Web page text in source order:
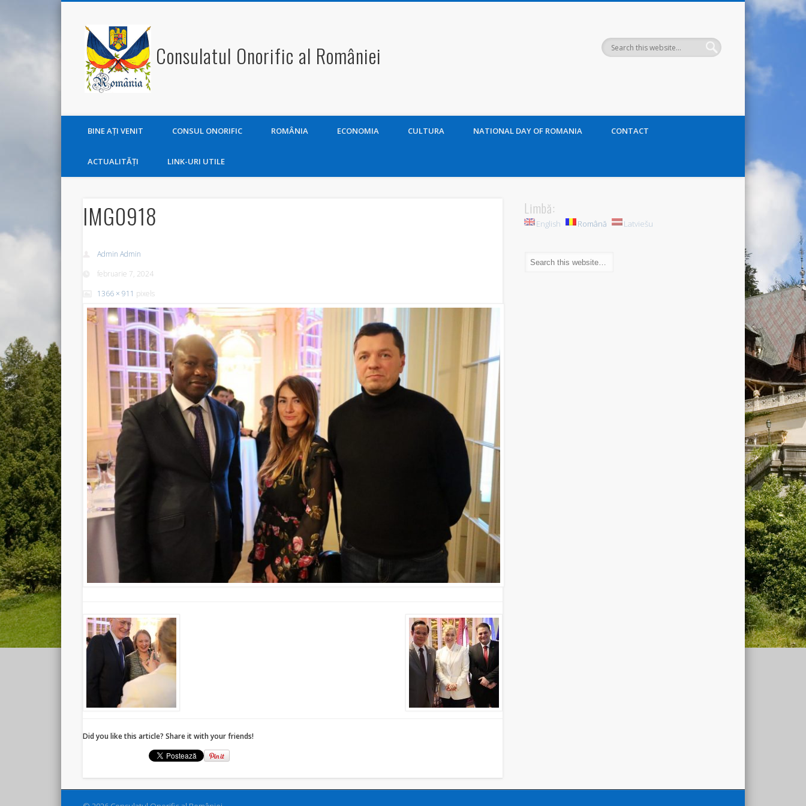
Consulatul Onorific al României
BINE AŢI VENIT CONSUL ONORIFIC ROMÂNIA ECONOMIA CULTURA NATIONAL DAY OF ROMANIA CONTACT
ACTUALITĂŢI LINK-URI UTILE
IMG0918
Admin Admin
februarie 7, 2024
1366 × 911 pixels
Did you like this article? Share it with your friends!
Limbă:
English Română Latviešu